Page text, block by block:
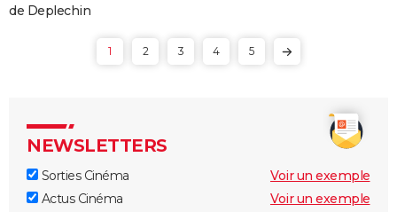
Lost in Translation : synopsis, casting, bande-
de Deplechin
1 2 3 4 5
NEWSLETTERS
Sorties Cinéma
Voir un exemple
Actus Cinéma
Voir un exemple